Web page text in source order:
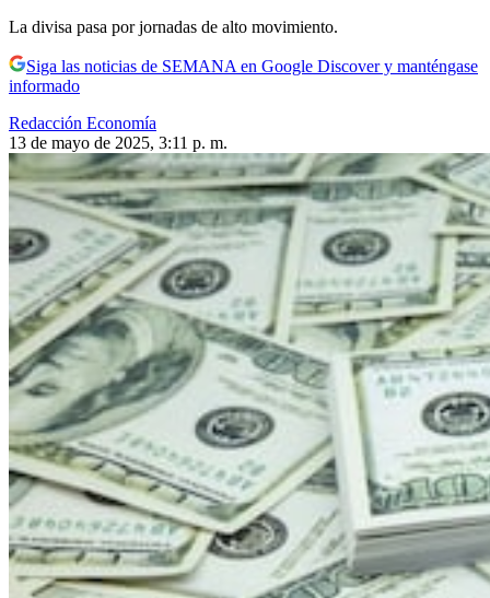
La divisa pasa por jornadas de alto movimiento.
Siga las noticias de SEMANA en Google Discover y manténgase
informado
Redacción Economía
13 de mayo de 2025, 3:11 p. m.